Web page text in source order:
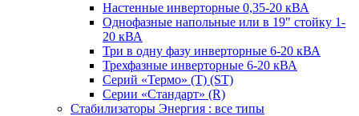
Настенные инверторные 0,35-20 кВА
Однофазные напольные или в 19" стойку 1-
20 кВА
Три в одну фазу инверторные 6-20 кВА
Трехфазные инверторные 6-20 кВА
Серий «Термо» (T) (ST)
Серии «Стандарт» (R)
Стабилизаторы Энергия : все типы